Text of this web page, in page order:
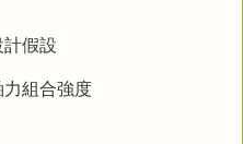
假設
力組合強度